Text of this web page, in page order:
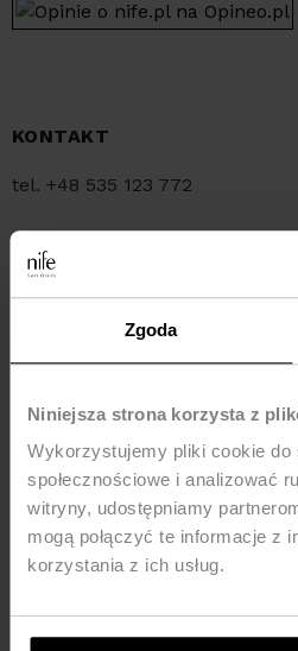
Zgoda
Niniejsza strona korzysta z
Wykorzystujemy pliki cookie
społecznościowe i analizować
witryny, udostępniamy
mogą połączyć te informacje z
korzystania z ich usług.
KONTAKT
tel. +48 535 123 772
tel. +48 34 321 30 55
MEDIA e-mail:pr@nife.pl
WYSYŁKA